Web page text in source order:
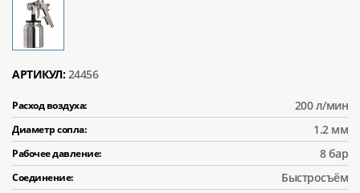
АРТИКУЛ: 24456
Расход воздуха: 200 л/мин
Диаметр сопла: 1.2 мм
Рабочее давление: 8 бар
Соединение: Быстросъём